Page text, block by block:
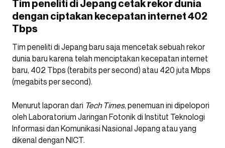
Tim peneliti di Jepang cetak rekor dunia
dengan ciptakan kecepatan internet 402
Tbps
Tim peneliti di Jepang baru saja mencetak sebuah rekor
dunia baru karena telah menciptakan kecepatan internet
baru, 402 Tbps (terabits per second) atau 420 juta Mbps
(megabits per second).
Menurut laporan dari Tech Times, penemuan ini dipelopori
oleh Laboratorium Jaringan Fotonik di Institut Teknologi
Informasi dan Komunikasi Nasional Jepang atau yang
dikenal dengan NICT.